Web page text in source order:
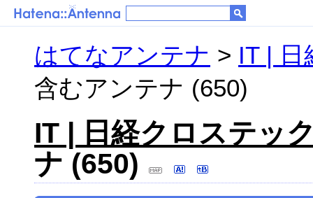
はてなアンテナ > IT |
含むアンテナ (650)
IT | 日経クロステッ
ナ (650)